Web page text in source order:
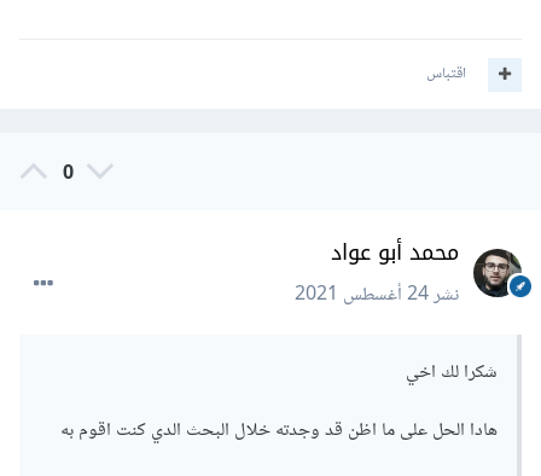
اقتباس
0
محمد أبو عواد
نشر24 أغسطس 2021
شكرا لك اخي
هادا الحل على ما اظن قد وجدته خلال البحث الدي كنت اقوم به